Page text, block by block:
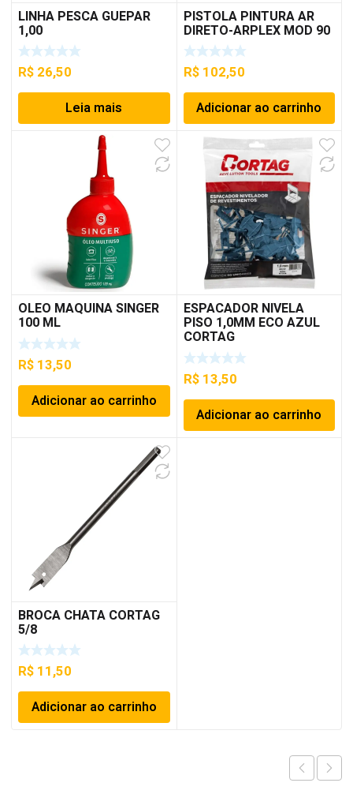
LINHA PESCA GUEPAR
1,00
R$ 26,50
Leia mais
PISTOLA PINTURA AR
DIRETO-ARPLEX MOD 90
R$102,50
Adicionar ao carrinho
OLEO MAQUINA SINGER
100 ML
R$ 13,50
Adicionar ao carrinho
ESPACADOR NIVELA
PISO 1,0MM ECO AZUL
CORTAG
R$13,50
Adicionar ao carrinho
BROCA CHATA CORTAG
5/8
R$ 11,50
Adicionar ao carrinho